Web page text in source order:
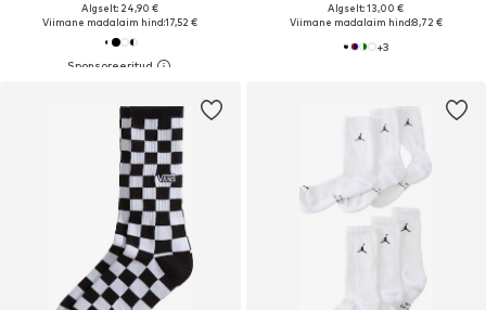
Algselt: 24,90 €
Viimane madalaim hind:17,52 €
Algselt: 13,00 €
Viimane madalaim hind:8,72 €
+3